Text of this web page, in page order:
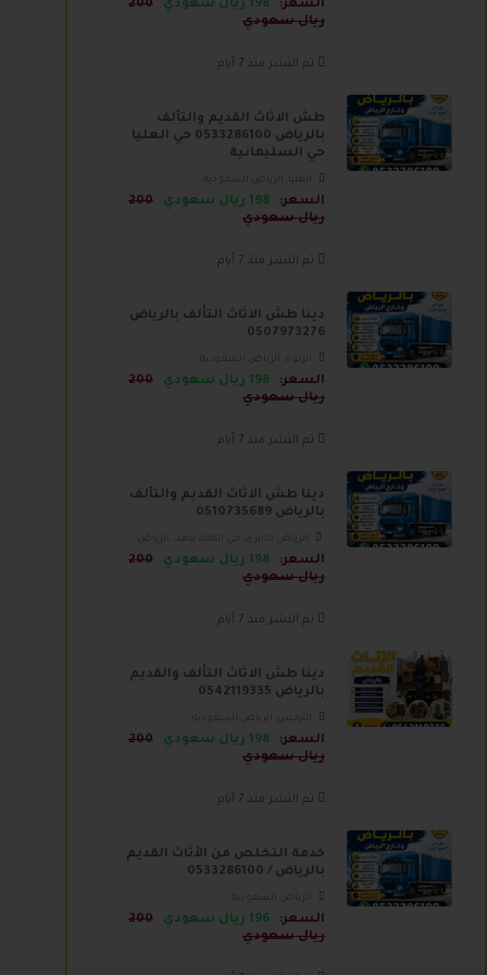
السعر: 198 ريال سعودي
200
ريال سعودي
تم النشر منذ 7 أيام
طش الاثاث القديم والتآلف
بالرياض 0533286100 حي العليا
حي السليمانية
السعر: 198 ريال سعودي
200
ريال سعودي
تم النشر منذ 7 أيام
دينا طش الاثاث التألف بالرياض
0507973276
السعر: 198 ريال سعودي
200
ريال سعودي
تم النشر منذ 7 أيام
دينا طش الاثاث القديم والتآلف
بالرياض 0510735689
السعودية
السعر: 198 ريال سعودي
200
ريال سعودي
تم النشر منذ 7 أيام
دينا طش الاثاث التألف والقديم
بالرياض 0542119335
السعر: 198 ريال سعودي
200
ريال سعودي
تم النشر منذ 7 أيام
خدمة التخلص من الأثاث القديم
بالرياض / 0533286100
السعر: 196 ريال سعودي
200
ريال سعودي
للاستثمار